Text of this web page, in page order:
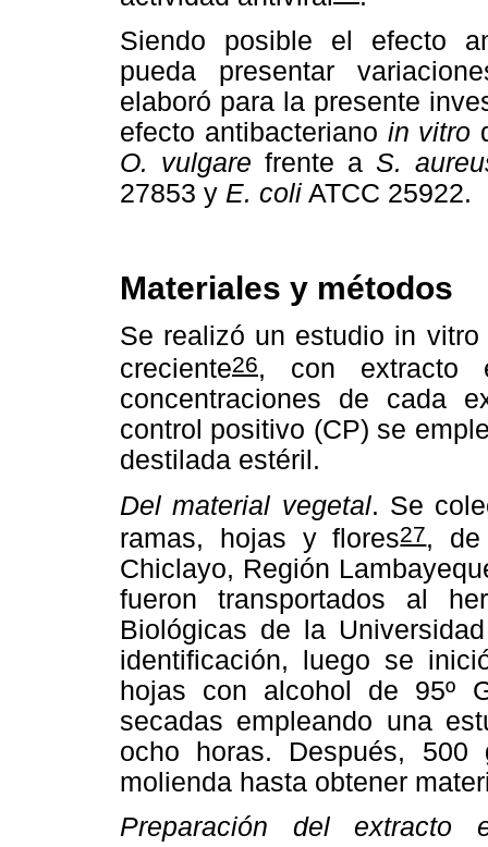
Siendo posible el efecto
pueda presentar
elaboró para la presente
efecto antibacteriano in vitro
O. vulgare frente a S.
27853 y E. coli ATCC 25922.
Materiales y métodos
Se realizó un estudio in
creciente26, con extracto
concentraciones de cada
control positivo (CP) se
destilada estéril.
Del material vegetal. Se
ramas, hojas y flores27, de
Chiclayo, Región
fueron transportados al
Biológicas de la
identificación, luego se
hojas con alcohol de 95º
secadas empleando una
ocho horas. Después,
molienda hasta obtener
Preparación del extracto